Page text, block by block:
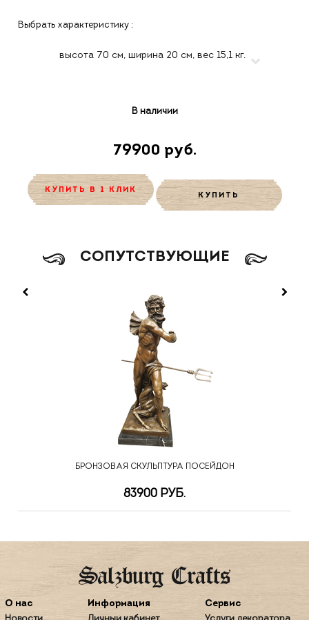
Выбрать характеристику :
В наличии
79900 руб.
КУПИТЬ В 1 КЛИК
КУПИТЬ
CОПУТСТВУЮЩИЕ
БРОНЗОВАЯ СКУЛЬПТУРА ПОСЕЙДОН
83900 РУБ.
О нас Информация Сервис